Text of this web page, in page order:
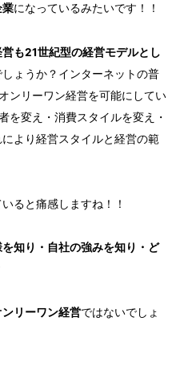
業になっているみたいです！！
も21世紀型の経営モデルとし
しょうか？インターネットの普
ンリーワン経営を可能にしてい
を変え・消費スタイルを変え・
より経営スタイルと経営の範
ると痛感しますね！！
知り・自社の強みを知り・ど
ンリーワン経営ではないでしょ